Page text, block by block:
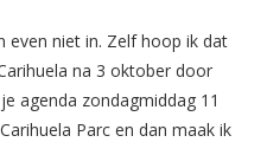
even niet in. Zelf hoop ik dat
na 3 oktober door
agenda zondagmiddag 11
Parc en dan maak ik